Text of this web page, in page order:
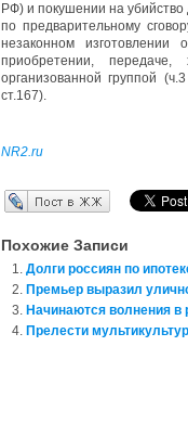
РФ) и покушении на
по предварительному
незаконном изготовлении
приобретении,
организованной группой
ст.167).
NR2.ru
Перепост в ЖЖ
Похожие Записи
Долги россиян по
Премьер выразил
Начинаются волнения в
Прелести